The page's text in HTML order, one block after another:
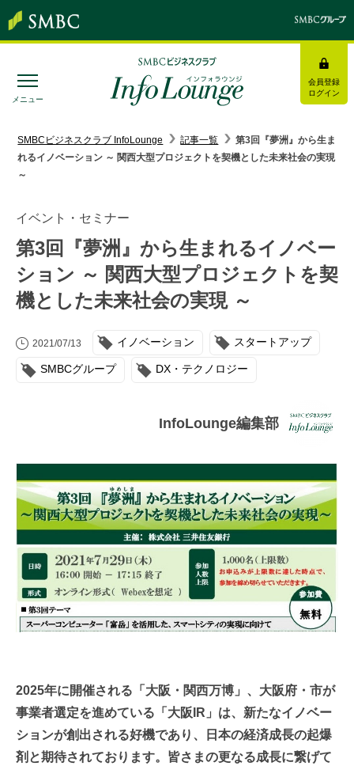
メニュー
会員登録
ログイン
みんなの研修
トピックス＆インフォメーション
お役立ち情報
インタビュー・レポート
連載・コラム
資料ダウンロード
InfoLoungeとは
利用規約
プライバシーポリシー
本サイトのご利用にあたって
お問い合わせ
SMBCビジネスクラブ InfoLounge 記事一覧
第3回『夢洲』から生ま
れるイノベーション ～ 関西大型プロジェクトを契機とした未来社会の実現
～
イベント・セミナー
第3回『夢洲』から生まれるイノベー
ション ～ 関西大型プロジェクトを契
機とした未来社会の実現 ～
2021/07/13 イノベーション スタートアップ
SMBCグループ DX・テクノロジー
InfoLounge編集部
2025年に開催される「大阪・関西万博」、大阪府・市が
事業者選定を進めている「大阪IR」は、新たなイノベー
ションが創出される好機であり、日本の経済成長の起爆
剤と期待されております。皆さまの更なる成長に繋げて